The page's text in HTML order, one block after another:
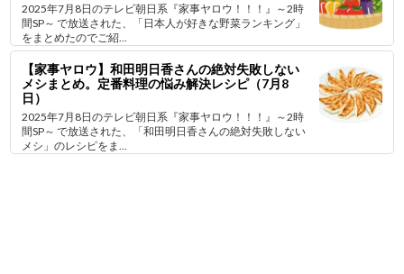
2025年7月8日のテレビ朝日系『家事ヤロウ！！！』～2時
間SP～ で放送された、「日本人が好きな野菜ランキング」
をまとめたのでご紹...
【家事ヤロウ】和田明日香さんの絶対失敗しない
メシまとめ。定番料理の悩み解決レシピ（7月8
日）
2025年7月8日のテレビ朝日系『家事ヤロウ！！！』～2時
間SP～ で放送された、「和田明日香さんの絶対失敗しない
メシ」のレシピをま...